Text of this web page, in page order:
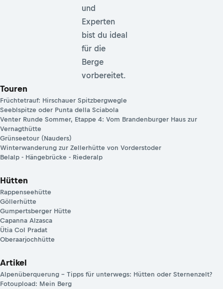
und
Experten
bist du ideal
für die
Berge
vorbereitet.
Touren
Früchtetrauf: Hirschauer Spitzbergwegle
Seeblspitze oder Punta della Sciabola
Venter Runde Sommer, Etappe 4: Vom Brandenburger Haus zur
Vernagthütte
Grünseetour (Nauders)
Winterwanderung zur Zellerhütte von Vorderstoder
Belalp - Hängebrücke - Riederalp
Hütten
Rappenseehütte
Göllerhütte
Gumpertsberger Hütte
Capanna Alzasca
Ütia Col Pradat
Oberaarjochhütte
Artikel
Alpenüberquerung – Tipps für unterwegs: Hütten oder Sternenzelt?
Fotoupload: Mein Berg